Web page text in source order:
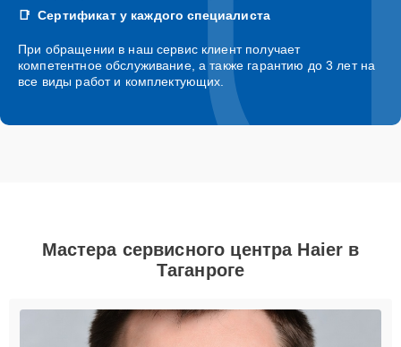
Сертификат у каждого специалиста
При обращении в наш сервис клиент получает
компетентное обслуживание, а также гарантию до 3 лет на
все виды работ и комплектующих.
Мастера сервисного центра Haier в
Таганроге